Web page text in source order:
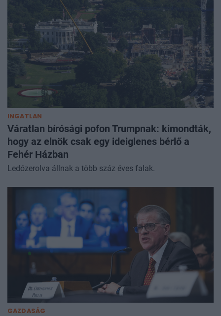
INGATLAN
Váratlan bírósági pofon Trumpnak: kimondták,
hogy az elnök csak egy ideiglenes bérlő a
Fehér Házban
Ledózerolva állnak a több száz éves falak.
GAZDASÁG